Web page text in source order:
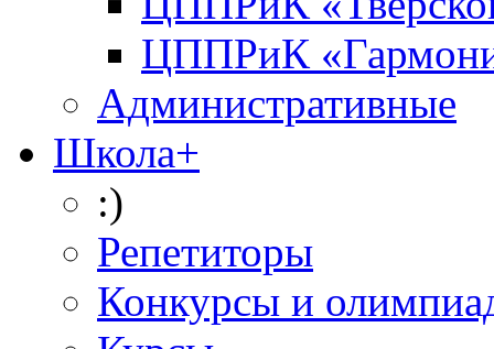
ЦППРиК
Административные
Школа+
:)
Репетиторы
Конкурсы и